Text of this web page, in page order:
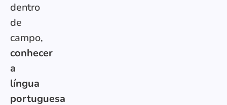
dentro
de
campo,
conhecer
a
língua
portuguesa